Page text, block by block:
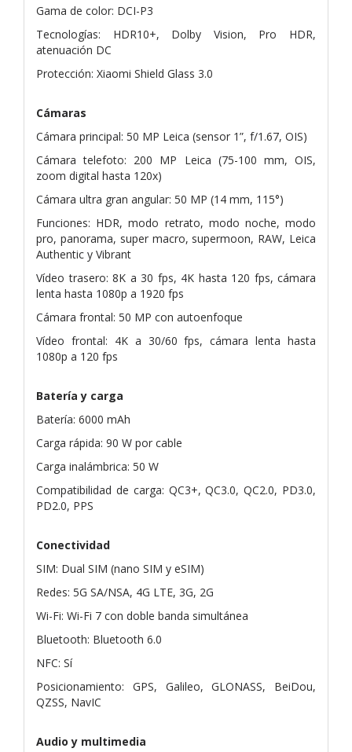
Gama de color: DCI-P3
Tecnologías: HDR10+, Dolby Vision, Pro HDR,
atenuación DC
Protección: Xiaomi Shield Glass 3.0
Cámaras
Cámara principal: 50 MP Leica (sensor 1”, f/1.67, OIS)
Cámara telefoto: 200 MP Leica (75-100 mm, OIS,
zoom digital hasta 120x)
Cámara ultra gran angular: 50 MP (14 mm, 115°)
Funciones: HDR, modo retrato, modo noche, modo
pro, panorama, super macro, supermoon, RAW, Leica
Authentic y Vibrant
Vídeo trasero: 8K a 30 fps, 4K hasta 120 fps, cámara
lenta hasta 1080p a 1920 fps
Cámara frontal: 50 MP con autoenfoque
Vídeo frontal: 4K a 30/60 fps, cámara lenta hasta
1080p a 120 fps
Batería y carga
Batería: 6000 mAh
Carga rápida: 90 W por cable
Carga inalámbrica: 50 W
Compatibilidad de carga: QC3+, QC3.0, QC2.0, PD3.0,
PD2.0, PPS
Conectividad
SIM: Dual SIM (nano SIM y eSIM)
Redes: 5G SA/NSA, 4G LTE, 3G, 2G
Wi-Fi: Wi-Fi 7 con doble banda simultánea
Bluetooth: Bluetooth 6.0
NFC: Sí
Posicionamiento: GPS, Galileo, GLONASS, BeiDou,
QZSS, NavIC
Audio y multimedia